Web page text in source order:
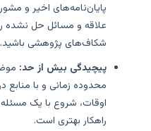
پایان‌نامه‌های اخیر و مشورت
علاقه و مسائل حل نشده را
شکاف‌های پژوهشی باشید.
پیچیدگی بیش از حد:موضوعی
محدوده زمانی و با منابع در
اوقات، شروع با یک مسئله
راهکار بهتری است.